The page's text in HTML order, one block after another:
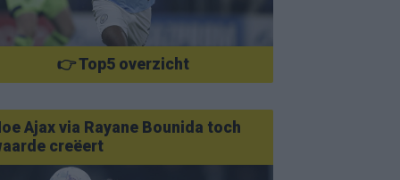
👉 Top5 overzicht
Ajax via Rayane Bounida toch
creëert